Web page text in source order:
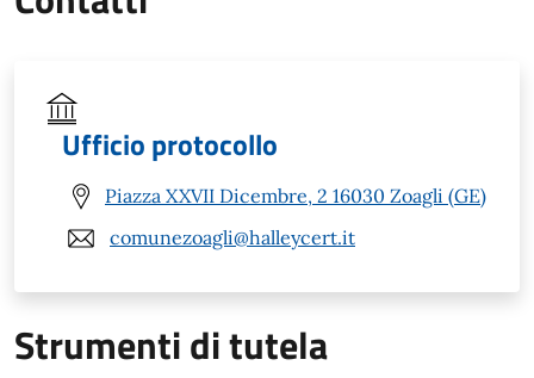
Ufficio protocollo
Piazza XXVII Dicembre, 2 16030 Zoagli (GE)
comunezoagli@halleycert.it
Strumenti di tutela